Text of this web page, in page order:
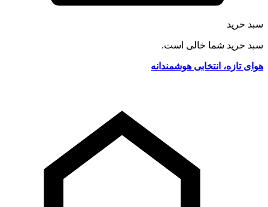
سبد خرید
سبد خرید شما خالی است.
هوای تازه، انتخابی هوشمندانه